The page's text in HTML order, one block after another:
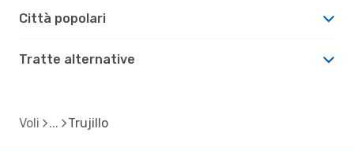
Città popolari
Tratte alternative
Voli Trujillo